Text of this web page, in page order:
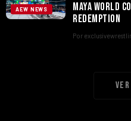
AEW NEWS
MAYA WORLD
REDEMPTION
Por